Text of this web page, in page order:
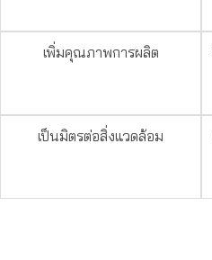
เพิ่มคุณภาพการผลิต
เป็นมิตรต่อสิ่งแวดล้อม